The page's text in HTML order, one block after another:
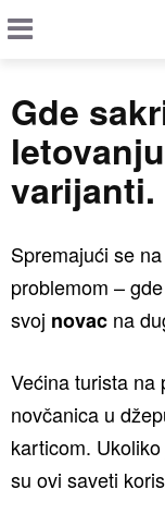
Gde
varijanti.
Spremajući se
problemom –
svoj novac na
Većina turista na
novčanica u
karticom.
su ovi saveti